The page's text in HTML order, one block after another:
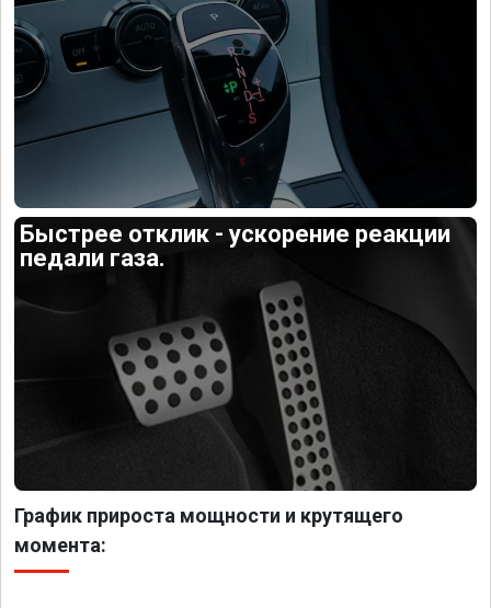
Быстрее отклик - ускорение реакции
педали газа.
График прироста мощности и крутящего
момента: